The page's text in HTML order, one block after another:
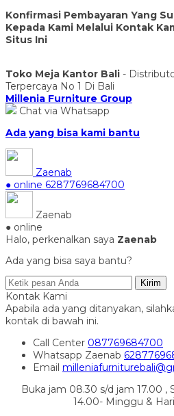
Konfirmasi Pembayaran Yang
Kepada Kami Melalui Kontak
Situs Ini
Toko Meja Kantor Bali -
Terpercaya No 1 Di Bali
Millenia Furniture Group
Chat via Whatsapp
Ada yang bisa kami bantu
Zaenab
● online 6287769684700
Zaenab
● online
Halo, perkenalkan saya Zaenab
Ada yang bisa saya bantu?
Kirim
Kontak Kami
Apabila ada yang ditanyakan,
kontak di bawah ini.
Call Center 087769684700
Whatsapp Zaenab
Email
Buka jam 08.30 s/d jam 17.00 ,
14.00- Minggu &